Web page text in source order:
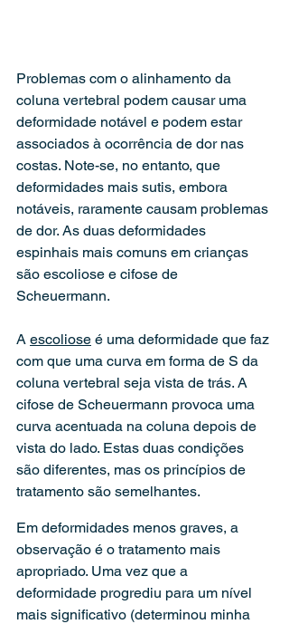
Problemas com o alinhamento da
coluna vertebral podem causar uma
deformidade notável e podem estar
associados à ocorrência de dor nas
costas. Note-se, no entanto, que
deformidades mais sutis, embora
notáveis, raramente causam problemas
de dor. As duas deformidades
espinhais mais comuns em crianças
são escoliose e cifose de
Scheuermann.
A escoliose é uma deformidade que faz
com que uma curva em forma de S da
coluna vertebral seja vista de trás. A
cifose de Scheuermann provoca uma
curva acentuada na coluna depois de
vista do lado. Estas duas condições
são diferentes, mas os princípios de
tratamento são semelhantes.
Em deformidades menos graves, a
observação é o tratamento mais
apropriado. Uma vez que a
deformidade progrediu para um nível
mais significativo (determinou minha